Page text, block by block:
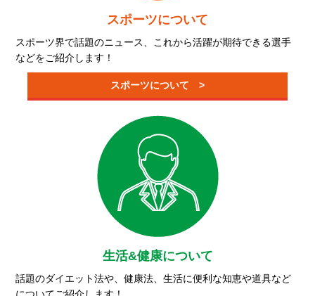
スポーツについて
スポーツ界で話題のニュース、これから活躍が期待できる選手
などをご紹介します！
スポーツについて >
生活&健康について
話題のダイエット法や、健康法、生活に便利な知恵や道具など
についてご紹介します！